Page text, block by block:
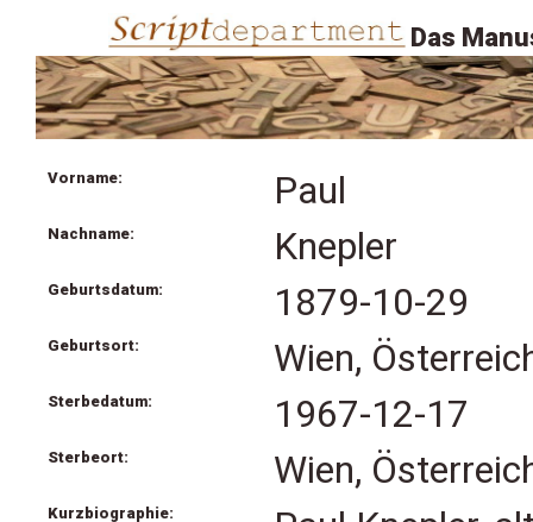
Das
Vorname: Paul
Nachname: Knepler
Geburtsdatum: 1879-10-29
Geburtsort: Wien,
Sterbedatum: 1967-12-17
Sterbeort: Wien,
Kurzbiographie: